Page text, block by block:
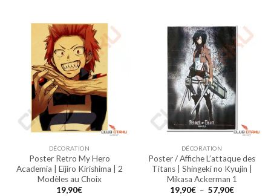
a
plusieurs
variations.
Les
options
peuvent
choisies
sur
page
produit
a
plusieurs
variations.
Les
options
peuvent
être
choisies
sur
page
du
produit
DÉCORATION
Poster Retro My Hero
Academia | Eijiro Kirishima | 2
Modèles au Choix
19,90€
DÉCORATION
Poster / Affiche L’attaque des
Titans | Shingeki no Kyujin |
Mikasa Ackerman 1
19,90€ – 57,90€Plage